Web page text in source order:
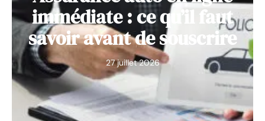
immédiate : ce qu’il faut
savoir avant de souscrire
27 juillet 2026